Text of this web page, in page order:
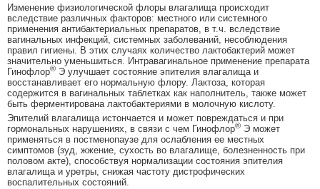
Изменение физиологической флоры влагалища происходит
вследствие различных факторов: местного или системного
применения антибактериальных препаратов, в т.ч. вследствие
вагинальных инфекций, системных заболеваний, несоблюдения
правил гигиены. В этих случаях количество лактобактерий может
значительно уменьшиться. Интравагинальное применение препарата
Гинофлор® Э улучшает состояние эпителия влагалища и
восстанавливает его нормальную флору. Лактоза, которая
содержится в вагинальных таблетках как наполнитель, также может
быть ферментирована лактобактериями в молочную кислоту.
Эпителий влагалища истончается и может повреждаться и при
гормональных нарушениях, в связи с чем Гинофлор® Э может
применяться в постменопаузе для ослабления ее местных
симптомов (зуд, жжение, сухость во влагалище, болезненность при
половом акте), способствуя нормализации состояния эпителия
влагалища и уретры, снижая частоту дистрофических
воспалительных состояний.